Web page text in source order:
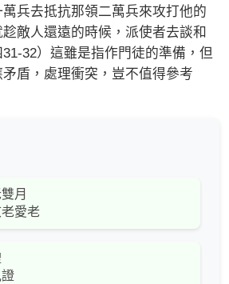
兵去抵抗那領二萬兵來攻打他的
敵人還遠的時候，派使者去談和
32）這雖是指作門徒的準備，但
盾，處理衝突，豈不值得參考
月
愛老